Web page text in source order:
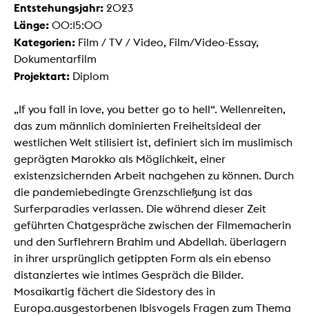
Entstehungsjahr: 2023
Länge: 00:15:00
Kategorien: Film / TV / Video, Film/Video-Essay,
Dokumentarfilm
Projektart: Diplom
„If you fall in love, you better go to hell“. Wellenreiten,
das zum männlich dominierten Freiheitsideal der
westlichen Welt stilisiert ist, definiert sich im muslimisch
geprägten Marokko als Möglichkeit, einer
existenzsichernden Arbeit nachgehen zu können. Durch
die pandemiebedingte Grenzschließung ist das
Surferparadies verlassen. Die während dieser Zeit
geführten Chatgespräche zwischen der Filmemacherin
und den Surflehrern Brahim und Abdellah. überlagern
in ihrer ursprünglich getippten Form als ein ebenso
distanziertes wie intimes Gespräch die Bilder.
Mosaikartig fächert die Sidestory des in
Europa.ausgestorbenen Ibisvogels Fragen zum Thema